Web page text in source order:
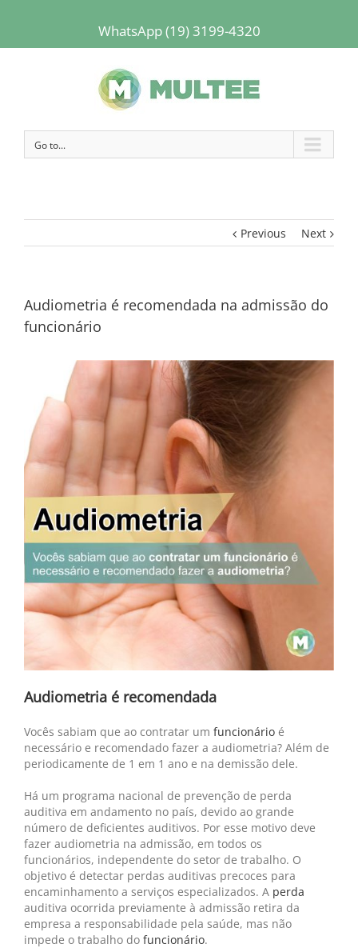
WhatsApp (19) 3199-4320
Go to...
Previous Next
Audiometria é recomendada na admissão do
funcionário
Audiometria é recomendada
Vocês sabiam que ao contratar um funcionário é
necessário e recomendado fazer a audiometria? Além de
periodicamente de 1 em 1 ano e na demissão dele.
Há um programa nacional de prevenção de perda
auditiva em andamento no país, devido ao grande
número de deficientes auditivos. Por esse motivo deve
fazer audiometria na admissão, em todos os
funcionários, independente do setor de trabalho. O
objetivo é detectar perdas auditivas precoces para
encaminhamento a serviços especializados. A perda
auditiva ocorrida previamente à admissão retira da
empresa a responsabilidade pela saúde, mas não
impede o trabalho do funcionário.